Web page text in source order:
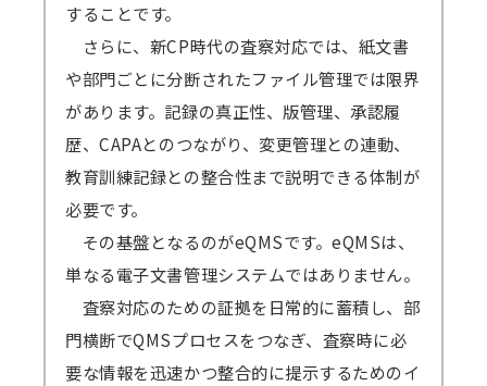
することです。
さらに、新CP時代の査察対応では、紙文書
や部門ごとに分断されたファイル管理では限界
があります。記録の真正性、版管理、承認履
歴、CAPAとのつながり、変更管理との連動、
教育訓練記録との整合性まで説明できる体制が
必要です。
その基盤となるのがeQMSです。eQMSは、
単なる電子文書管理システムではありません。
査察対応のための証拠を日常的に蓄積し、部
門横断でQMSプロセスをつなぎ、査察時に必
要な情報を迅速かつ整合的に提示するためのイ